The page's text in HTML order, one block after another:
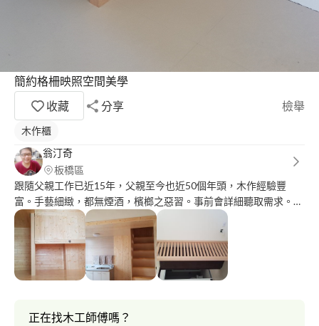
簡約格柵映照空間美學
收藏
分享 檢舉
木作櫃
翁汀奇
板橋區
跟隨父親工作已近15年，父親至今也近50個年頭，木作經驗豐
富。手藝細緻，都無煙酒，檳榔之惡習。事前會詳細聽取需求。泥
作，水電，冷氣，油漆亦有專業配合的師傅，亦傾向工程前先簽署
合約，;互相保障。不亂加價之行為。
正在找木工師傅嗎？